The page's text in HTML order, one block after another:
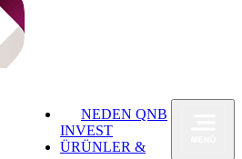
NEDEN QNB
INVEST
ÜRÜNLER &